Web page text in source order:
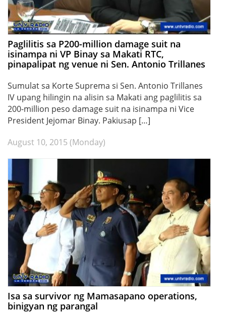
Paglilitis sa P200-million damage suit na
isinampa ni VP Binay sa Makati RTC,
pinapalipat ng venue ni Sen. Antonio Trillanes
Sumulat sa Korte Suprema si Sen. Antonio Trillanes
IV upang hilingin na alisin sa Makati ang paglilitis sa
200-million peso damage suit na isinampa ni Vice
President Jejomar Binay. Pakiusap […]
August 10, 2015 (Monday)
Isa sa survivor ng Mamasapano operations,
binigyan ng parangal